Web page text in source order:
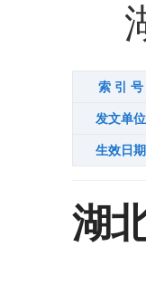
索 引 号
发文单位
生效日期
湖